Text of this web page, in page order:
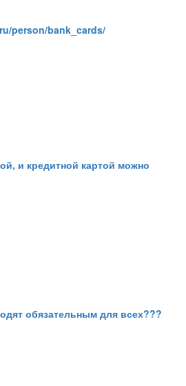
person/bank_cards/
и кредитной картой можно
обязательным для всех???